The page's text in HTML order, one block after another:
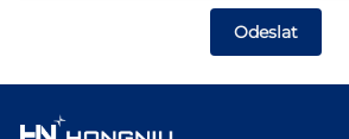
Odeslat